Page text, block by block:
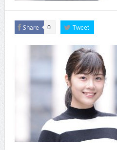
Share 0 Tweet